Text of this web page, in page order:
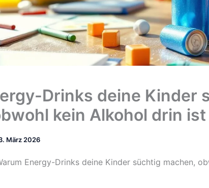
Drinks deine Kinder
kein Alkohol drin ist
März 2026
Energy-Drinks deine Kinder süchtig machen,